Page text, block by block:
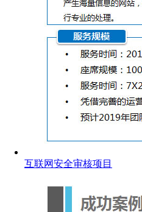
互联网安全审核项目